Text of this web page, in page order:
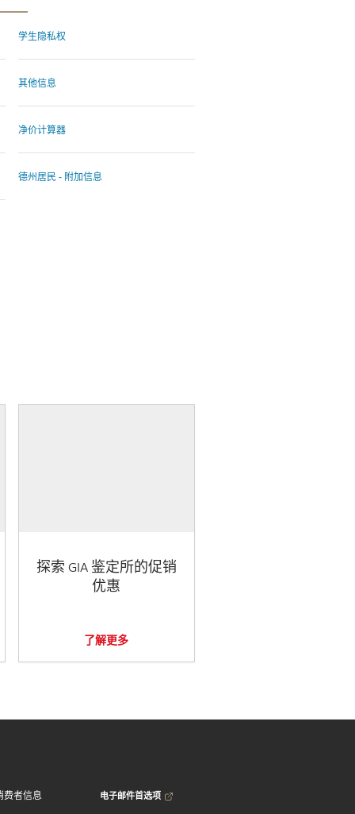
学生隐私权
其他信息
净价计算器
德州居民 - 附加信息
探索 GIA 鉴定所的促销
优惠
了解更多
费者信息 电子邮件首选项